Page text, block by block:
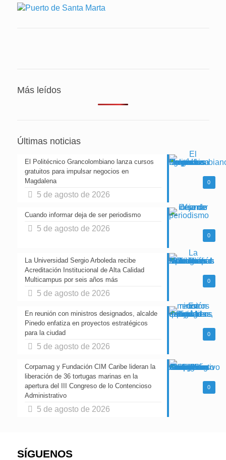
Más leídos
Últimas noticias
0
El Politécnico Grancolombiano lanza cursos
gratuitos para impulsar negocios en
Magdalena
5 de agosto de 2026
0
Cuando informar deja de ser periodismo
5 de agosto de 2026
0
La Universidad Sergio Arboleda recibe
Acreditación Institucional de Alta Calidad
Multicampus por seis años más
5 de agosto de 2026
0
En reunión con ministros designados, alcalde
Pinedo enfatiza en proyectos estratégicos
para la ciudad
5 de agosto de 2026
0
Corpamag y Fundación CIM Caribe lideran la
liberación de 36 tortugas marinas en la
apertura del III Congreso de lo Contencioso
Administrativo
5 de agosto de 2026
SÍGUENOS